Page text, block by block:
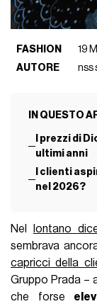
FASHION
19
AUTORE
nss
IN QUESTO
I prezzi di
ultimi anni
I clienti
nel 2026?
Nel lontano
sembrava
capricci della
Gruppo Prada –
che forse